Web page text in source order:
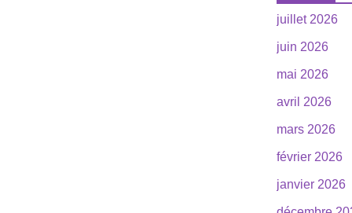
juillet 2026
juin 2026
mai 2026
avril 2026
mars 2026
février 2026
janvier 2026